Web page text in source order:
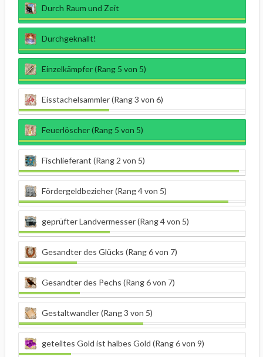
Durch Raum und Zeit
Durchgeknallt!
Einzelkämpfer (Rang 5 von 5)
Eisstachelsammler (Rang 3 von 6)
Feuerlöscher (Rang 5 von 5)
Fischlieferant (Rang 2 von 5)
Fördergeldbezieher (Rang 4 von 5)
geprüfter Landvermesser (Rang 4 von 5)
Gesandter des Glücks (Rang 6 von 7)
Gesandter des Pechs (Rang 6 von 7)
Gestaltwandler (Rang 3 von 5)
geteiltes Gold ist halbes Gold (Rang 6 von 9)